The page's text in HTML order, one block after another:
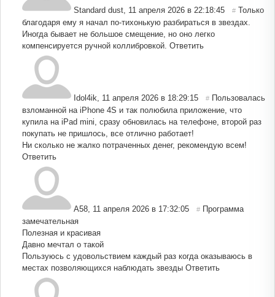
Standard dust, 11 апреля 2026 в 22:18:45 # Только
благодаря ему я начал по-тихонькую разбираться в звездах.
Иногда бывает не большое смещение, но оно легко
компенсируется ручной коллибровкой. Ответить
Idol4ik, 11 апреля 2026 в 18:29:15 # Пользовалась
взломанной на iPhone 4S и так полюбила приложение, что
купила на iPad mini, сразу обновилась на телефоне, второй раз
покупать не пришлось, все отлично работает!
Ни сколько не жалко потраченных денег, рекомендую всем!
Ответить
А58, 11 апреля 2026 в 17:32:05 # Программа
замечательная
Полезная и красивая
Давно мечтал о такой
Пользуюсь с удовольствием каждый раз когда оказываюсь в
местах позволяющихся наблюдать звезды Ответить